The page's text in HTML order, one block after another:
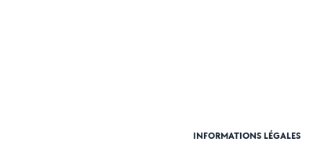
INFORMATIONS LÉGALES